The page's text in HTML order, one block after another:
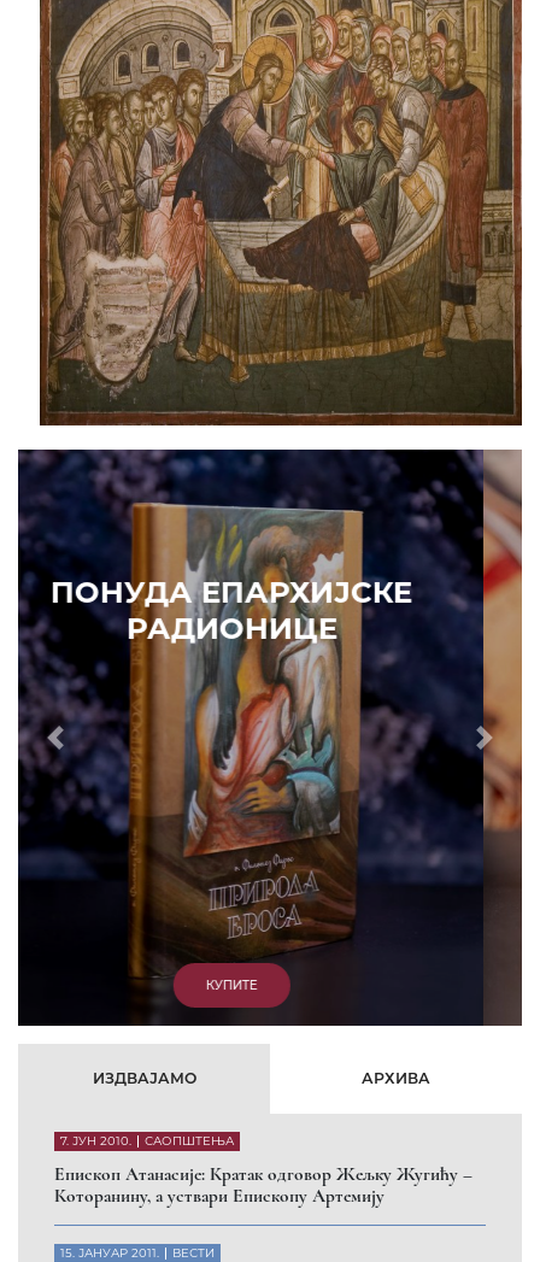
ПОНУДА ЕПАРХИЈСКЕ
РАДИОНИЦЕ
КУПИТЕ
Prethodni
ИЗДВАЈАМО АРХИВА
7. ЈУН 2010. САОПШТЕЊА
Eпископ Атанасије: Кратак одговор Жељку Жугићу –
Которанину, а уствари Епископу Артемију
15. ЈАНУАР 2011. ВЕСТИ